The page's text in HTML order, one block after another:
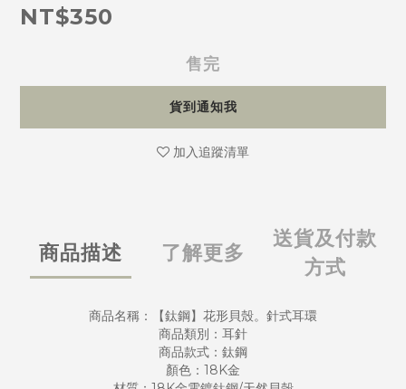
NT$350
售完
貨到通知我
加入追蹤清單
商品描述 了解更多
送貨及付款
方式
商品名稱：【鈦鋼】花形貝殼。針式耳環
商品類別：耳針
商品款式：鈦鋼
顏色：18K金